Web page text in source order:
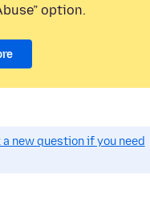
option.
a new question if you need